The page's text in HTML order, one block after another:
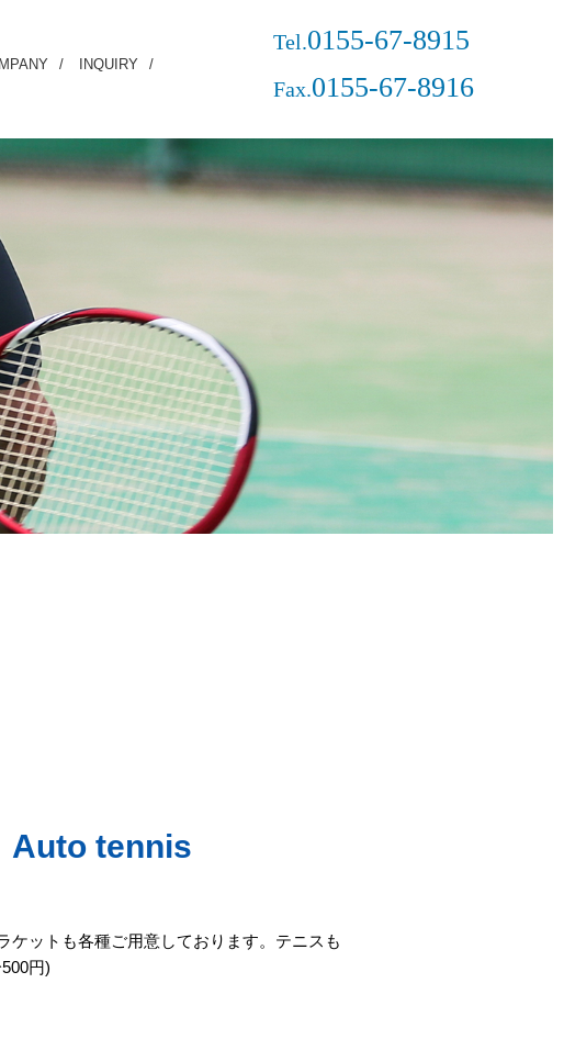
INQUIRY
Tel.0155-67-8915
Fax.0155-67-8916
tennis
ケットも各種ご用意しております。テニスも
円)